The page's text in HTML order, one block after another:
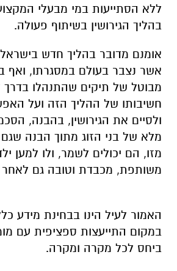
ללא הסתייעות במי מבעלי
בהליך הגירושין בשיתוף פעולה.
אומנם מדובר בהליך חדש בישראל,
אשר נצבר בעולם במסגרתו,
מבוטל של תיקים שהתנהלו בדרך
חשיבותו של ההליך הזה ועל
ולסיים את הגירושין, בהבנה,
מלא של בני הזוג מתוך הבנה
מזו, הם יכולים לשמר, ולו למען
משותפת, מכבדת וטובה גם לאחר
האמור לעיל הינו בבחינת מידע
במקום התייעצות ספציפית עם
ביחס לכל מקרה ומקרה.